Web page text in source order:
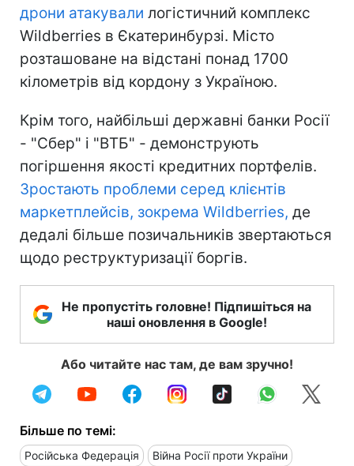
дрони атакували логістичний комплекс
Wildberries в Єкатеринбурзі. Місто
розташоване на відстані понад 1700
кілометрів від кордону з Україною.
Крім того, найбільші державні банки Росії
- "Сбер" і "ВТБ" - демонструють
погіршення якості кредитних портфелів.
Зростають проблеми серед клієнтів
маркетплейсів, зокрема Wildberries, де
дедалі більше позичальників звертаються
щодо реструктуризації боргів.
Не пропустіть головне! Підпишіться на
наші оновлення в Google!
Або читайте нас там, де вам зручно!
Більше по темі:
Російська Федерація Війна Росії проти України